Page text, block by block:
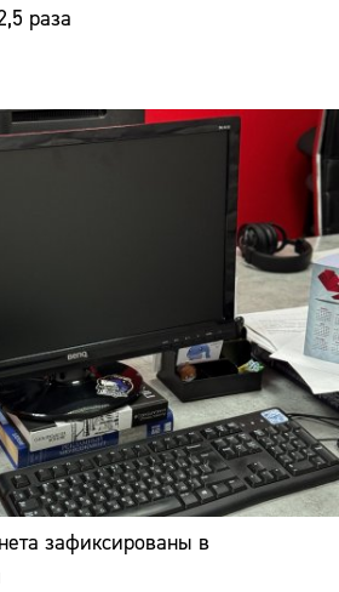
раза
зафиксированы в